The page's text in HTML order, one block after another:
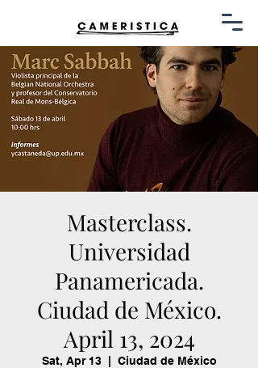
Masterclass.
Universidad
Panamericada.
Ciudad de México.
April 13, 2024
Sat, Apr 13
  |
Ciudad de México